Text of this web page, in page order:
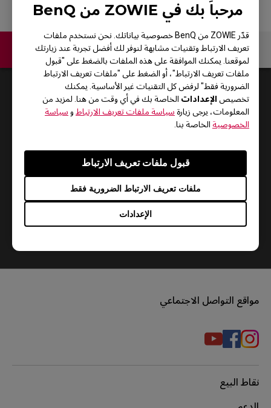
مرحباً بك في ZOWIE من BenQ
قدّر ZOWIE من BenQ خصوصية بياناتك. نحن نستخدم ملفات
تعريف الارتباط وتقنيات مشابهة لنوفر لك أفضل تجربة عند زيارتك
لموقعنا. يمكنك الموافقة على هذه الملفات بالضغط على "قبول
ملفات تعريف الارتباط"، أو الضغط على "ملفات تعريف الارتباط
الضرورية فقط" لرفض كل التقنيات غير الأساسية. يمكنك
تخصيص الإعدادات الخاصة بك في أي وقت من هنا. لمزيد من
المعلومات، يرجى زيارة سياسة ملفات تعريف الارتباط و سياسة
الخصوصية الخاصة بنا.
الإعدادات
ملفات تعريف الارتباط الضرورية فقط
قبول ملفات تعريف الارتباط
اتصل بنا
1 Results
Default
مواقع التواصل الاجتماعي
نقاط البيع